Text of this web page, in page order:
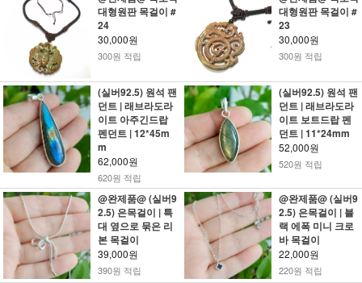
대형원판 목걸이 #
24
30,000원
300원 적립
대형원판 목걸이 #
23
30,000원
300원 적립
(실버92.5) 원석 팬
던트 | 래브라도라
이트 아주긴드랍
펜던트 | 12*45m
m
62,000원
620원 적립
(실버92.5) 원석 팬
던트 | 래브라도라
이트 보트드랍 펜
던트 | 11*24mm
52,000원
520원 적립
@완제품@ (실버9
2.5) 은목걸이 | 특
대 옆으로 묶은 리
본 목걸이
39,000원
390원 적립
@완제품@ (실버9
2.5) 은목걸이 | 블
랙 에폭 미니 크로
바 목걸이
22,000원
220원 적립